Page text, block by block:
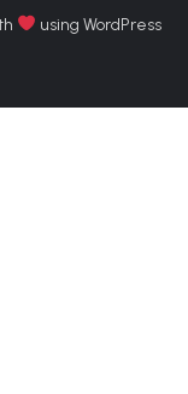
using WordPress